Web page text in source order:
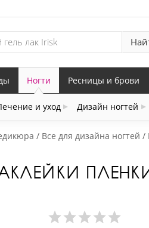
Ногти
и уход Дизайн ногтей
Ресницы и брови
Все для дизайна ногтей
НАКЛЕЙКИ